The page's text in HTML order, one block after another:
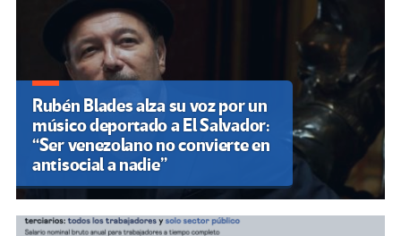
Rubén Blades alza su voz por un
músico deportado a El Salvador:
“Ser venezolano no convierte en
antisocial a nadie”